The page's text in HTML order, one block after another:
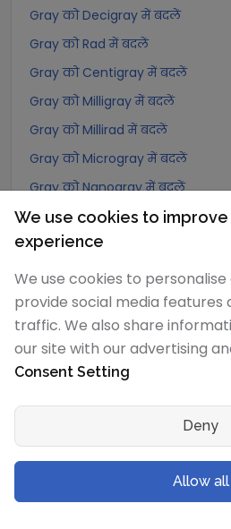
Gray को Decigray में बदलें
Gray को Rad में बदलें
Gray को Centigray में बदलें
Gray को Milligray में बदलें
Gray को Millirad में बदलें
Gray को Microgray में बदलें
Gray को Nanogray में बदलें
Gray को Picogray में बदलें
Gray को Femtogray में बदलें
Gray को Attogray में बदलें
Joule/kilogramरूपांतरण
Joule/kilogram को Exagray में
Joule/kilogram को Teragray में
Joule/kilogram को Gigagray में
Joule/kilogram को Megagray में
Joule/kilogram को Joule/
We use cookies to
experience
We use cookies to
provide social media features
traffic. We also share
our site with our advertising
Consent Setting
Deny
Allow all